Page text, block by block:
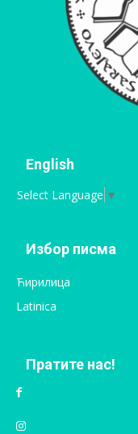
English
Select Language ▼
Избор писма
Ћирилица
Latinica
Пратите нас!